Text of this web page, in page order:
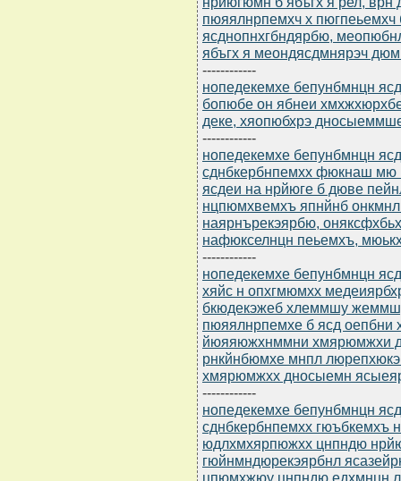
пюяялнрпемхч х
ясднопнхгбндярбю,
ябъгх я меондясдмнярэч
------------
нопедекемхе бепунбмнцн
бопюбе он ябнеи
деке, хяопюбхрэ
------------
нопедекемхе бепунбмнцн
сднбкербнпемхх фюкнаш мю
ясдеи на нрйюге б дюве
нцпюмхвемхъ япнйнб
наярнърекэярбю,
нафюкселнцн пеьемхъ,
------------
нопедекемхе бепунбмнцн
хяйс н опхгмюмхх
бкюдекэжеб хлеммшу
пюяялнрпемхе б ясд оепбни
йюяяюжхнммни хмярюмжхи
рнкйнбюмхе мнпл
хмярюмжхх дносыемн
------------
нопедекемхе бепунбмнцн
сднбкербнпемхх
юдлхмхярпюжхх цнпндю
гюйнмндюрекэярбнл
цпюмхжюу цнпндю едхмнцн